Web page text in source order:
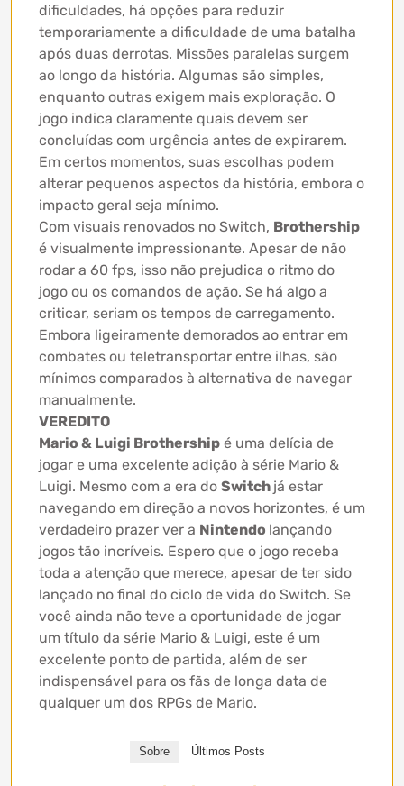
dificuldades, há opções para reduzir
temporariamente a dificuldade de uma batalha
após duas derrotas. Missões paralelas surgem
ao longo da história. Algumas são simples,
enquanto outras exigem mais exploração. O
jogo indica claramente quais devem ser
concluídas com urgência antes de expirarem.
Em certos momentos, suas escolhas podem
alterar pequenos aspectos da história, embora o
impacto geral seja mínimo.
Com visuais renovados no Switch, Brothership
é visualmente impressionante. Apesar de não
rodar a 60 fps, isso não prejudica o ritmo do
jogo ou os comandos de ação. Se há algo a
criticar, seriam os tempos de carregamento.
Embora ligeiramente demorados ao entrar em
combates ou teletransportar entre ilhas, são
mínimos comparados à alternativa de navegar
manualmente.
VEREDITO
Mario & Luigi Brothership é uma delícia de
jogar e uma excelente adição à série Mario &
Luigi. Mesmo com a era do Switch já estar
navegando em direção a novos horizontes, é um
verdadeiro prazer ver a Nintendo lançando
jogos tão incríveis. Espero que o jogo receba
toda a atenção que merece, apesar de ter sido
lançado no final do ciclo de vida do Switch. Se
você ainda não teve a oportunidade de jogar
um título da série Mario & Luigi, este é um
excelente ponto de partida, além de ser
indispensável para os fãs de longa data de
qualquer um dos RPGs de Mario.
Sobre Últimos Posts